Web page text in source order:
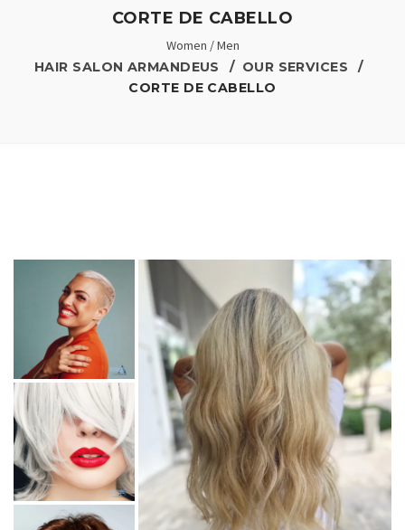
CORTE DE CABELLO
Women / Men
HAIR SALON ARMANDEUS
OUR SERVICES
CORTE DE CABELLO